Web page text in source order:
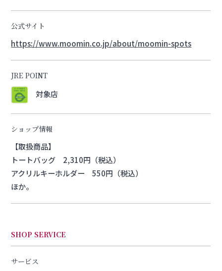
公式サイト
https://www.moomin.co.jp/about/moomin-spots
JRE POINT
対象店
ショップ情報
【取扱商品】
トートバッグ 2,310円（税込）
アクリルキーホルダー 550円（税込）
ほか。
SHOP SERVICE
サービス